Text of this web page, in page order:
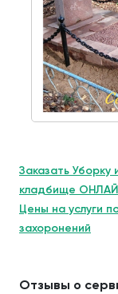
Заказать
кладбище
Цены на услуги
захоронений
Отзывы о